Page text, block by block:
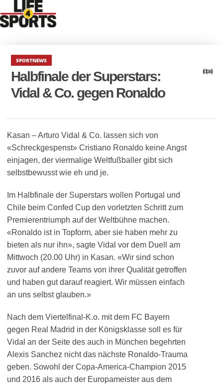
SPORTNEWS
Halbfinale der Superstars:
Vidal & Co. gegen Ronaldo
(dpa)
Kasan – Arturo Vidal & Co. lassen sich von
«Schreckgespenst» Cristiano Ronaldo keine Angst
einjagen, der viermalige Weltfußballer gibt sich
selbstbewusst wie eh und je.
Im Halbfinale der Superstars wollen Portugal und
Chile beim Confed Cup den vorletzten Schritt zum
Premierentriumph auf der Weltbühne machen.
«Ronaldo ist in Topform, aber sie haben mehr zu
bieten als nur ihn», sagte Vidal vor dem Duell am
Mittwoch (20.00 Uhr) in Kasan. «Wir sind schon
zuvor auf andere Teams von ihrer Qualität getroffen
und haben gut darauf reagiert. Wir müssen einfach
an uns selbst glauben.»
Nach dem Viertelfinal-K.o. mit dem FC Bayern
gegen Real Madrid in der Königsklasse soll es für
Vidal an der Seite des auch in München begehrten
Alexis Sanchez nicht das nächste Ronaldo-Trauma
geben. Sowohl der Copa-America-Champion 2015
und 2016 als auch der Europameister aus dem